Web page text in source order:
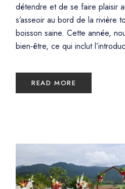
détendre et de se faire plaisir
s’asseoir au bord de la rivière
boisson saine. Cette année,
bien-être, ce qui inclut
READ MORE